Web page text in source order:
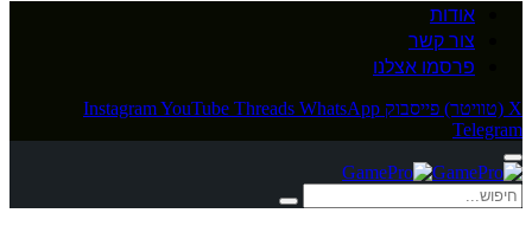
אודות
צור קשר
פרסמו אצלנו
X (טוויטר) פייסבוק InstagramYouTube Threads WhatsApp
Telegram